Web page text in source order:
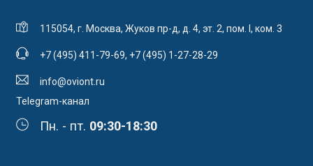
115054, г. Москва, Жуков пр-д, д. 4, эт. 2, пом. I, ком. 3
+7 (495) 411-79-69, +7 (495) 1-27-28-29
info@oviont.ru
Telegram-канал
Пн. - пт. 09:30-18:30